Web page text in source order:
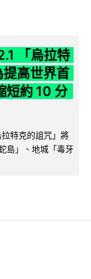
「烏拉特
高世界首
短約 10 分
特克的詛咒」將
島」、地城「毒牙